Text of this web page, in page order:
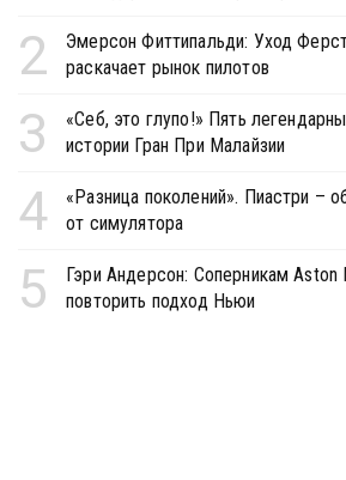
2
Эмерсон Фиттипальди: Уход
раскачает рынок пилотов
3
«Себ, это глупо!» Пять
истории Гран При Малайзии
4
«Разница поколений». Пиастри –
от симулятора
5
Гэри Андерсон: Соперникам
повторить подход Ньюи